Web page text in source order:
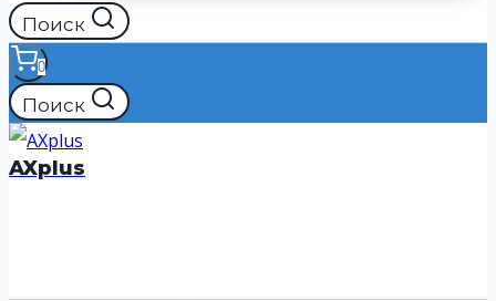
Поиск
0
Поиск
AXplus